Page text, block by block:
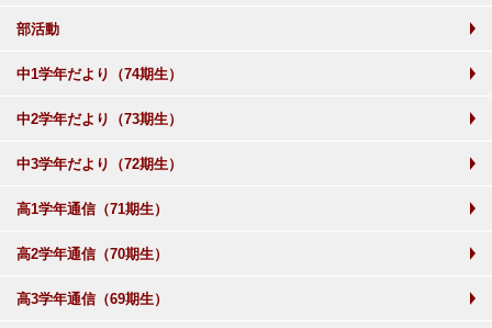
部活動
中1学年だより（74期生）
中2学年だより（73期生）
中3学年だより（72期生）
高1学年通信（71期生）
高2学年通信（70期生）
高3学年通信（69期生）